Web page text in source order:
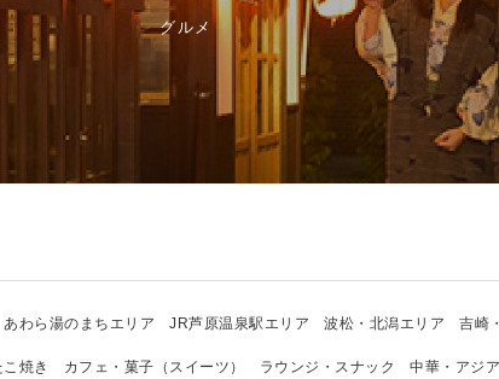
グルメ
あわら湯のまちエリア JR芦原温泉駅エリア 波松・北潟エリア 吉崎
焼き カフェ・菓子（スイーツ） ラウンジ・スナック 中華・アジア